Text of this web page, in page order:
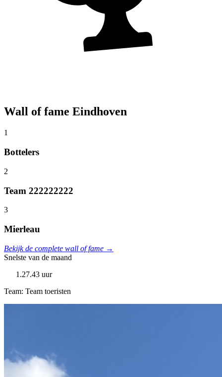
Wall of fame Eindhoven
1
Bottelers
2
Team 222222222
3
Mierleau
Bekijk de complete wall of fame →
Snelste van de maand
1.27.43 uur
Team: Team toeristen